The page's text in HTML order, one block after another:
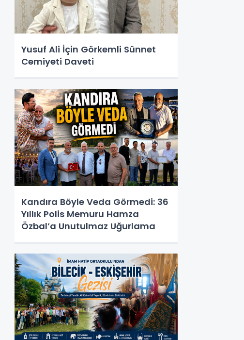
Yusuf Ali İçin Görkemli Sünnet
Cemiyeti Daveti
Kandıra Böyle Veda Görmedi: 36
Yıllık Polis Memuru Hamza
Özbal’a Unutulmaz Uğurlama